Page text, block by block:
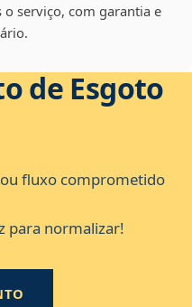
serviço, com garantia e
de Esgoto
fluxo comprometido
para normalizar!